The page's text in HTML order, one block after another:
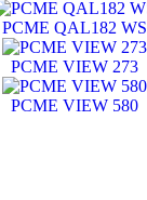
PCME QAL182 WS
PCME VIEW 273
PCME VIEW 580